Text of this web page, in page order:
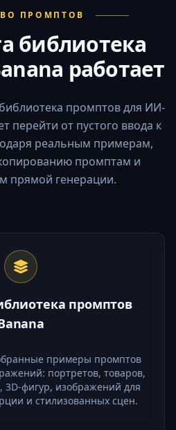
ПРОМПТОВ
библиотека
работает
промптов для ИИ-
перейти от пустого ввода к
реальным примерам,
промптам и
прямой генерации.
промптов
примеры промптов
портретов, товаров,
3D-фигур, изображений для
и стилизованных сцен.